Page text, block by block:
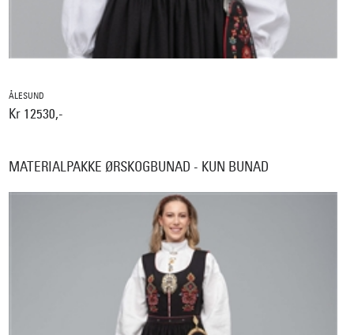
ÅLESUND
Kr 12530,-
MATERIALPAKKE ØRSKOGBUNAD - KUN BUNAD